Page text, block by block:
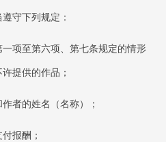
守下列规定：
一项至第六项、第七条规定的情形
提供的作品；
者的姓名（名称）；
报酬；